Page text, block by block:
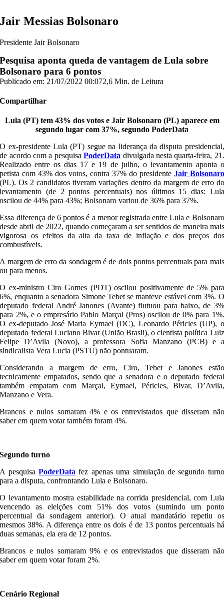
Jair Messias Bolsonaro
Presidente Jair Bolsonaro
Pesquisa aponta queda de vantagem de Lula sobre
Bolsonaro para 6 pontos
Publicado em: 21/07/2022 00:072,6 Min. de Leitura
Compartilhar
Lula (PT) tem 43% dos votos e Jair Bolsonaro (PL) aparece em
segundo lugar com 37%, segundo PoderData
O ex-presidente Lula (PT) segue na liderança da disputa presidencial,
de acordo com a pesquisaPoderData divulgada nesta quarta-feira, 21.
Realizado entre os dias 17 e 19 de julho, o levantamento aponta o
petista com 43% dos votos, contra 37% do presidente Jair Bolsonaro
(PL). Os 2 candidatos tiveram variações dentro da margem de erro do
levantamento (de 2 pontos percentuais) nos últimos 15 dias: Lula
oscilou de 44% para 43%; Bolsonaro variou de 36% para 37%.
Essa diferença de 6 pontos é a menor registrada entre Lula e Bolsonaro
desde abril de 2022, quando começaram a ser sentidos de maneira mais
vigorosa os efeitos da alta da taxa de inflação e dos preços dos
combustíveis.
A margem de erro da sondagem é de dois pontos percentuais para mais
ou para menos.
O ex-ministro Ciro Gomes (PDT) oscilou positivamente de 5% para
6%, enquanto a senadora Simone Tebet se manteve estável com 3%. O
deputado federal André Janones (Avante) flutuou para baixo, de 3%
para 2%, e o empresário Pablo Marçal (Pros) oscilou de 0% para 1%.
O ex-deputado José Maria Eymael (DC), Leonardo Péricles (UP), o
deputado federal Luciano Bivar (União Brasil), o cientista política Luiz
Felipe D’Avila (Novo), a professora Sofia Manzano (PCB) e a
sindicalista Vera Lucia (PSTU) não pontuaram.
Considerando a margem de erro, Ciro, Tebet e Janones estão
tecnicamente empatados, sendo que a senadora e o deputado federal
também empatam com Marçal, Eymael, Péricles, Bivar, D’Avila,
Manzano e Vera.
Brancos e nulos somaram 4% e os entrevistados que disseram não
saber em quem votar também foram 4%.
Segundo turno
A pesquisaPoderData fez apenas uma simulação de segundo turno
para a disputa, confrontando Lula e Bolsonaro.
O levantamento mostra estabilidade na corrida presidencial, com Lula
vencendo as eleições com 51% dos votos (sumindo um ponto
percentual da sondagem anterior). O atual mandatário repetiu os
mesmos 38%. A diferença entre os dois é de 13 pontos percentuais há
duas semanas, ela era de 12 pontos.
Brancos e nulos somaram 9% e os entrevistados que disseram não
saber em quem votar foram 2%.
Cenário Regional